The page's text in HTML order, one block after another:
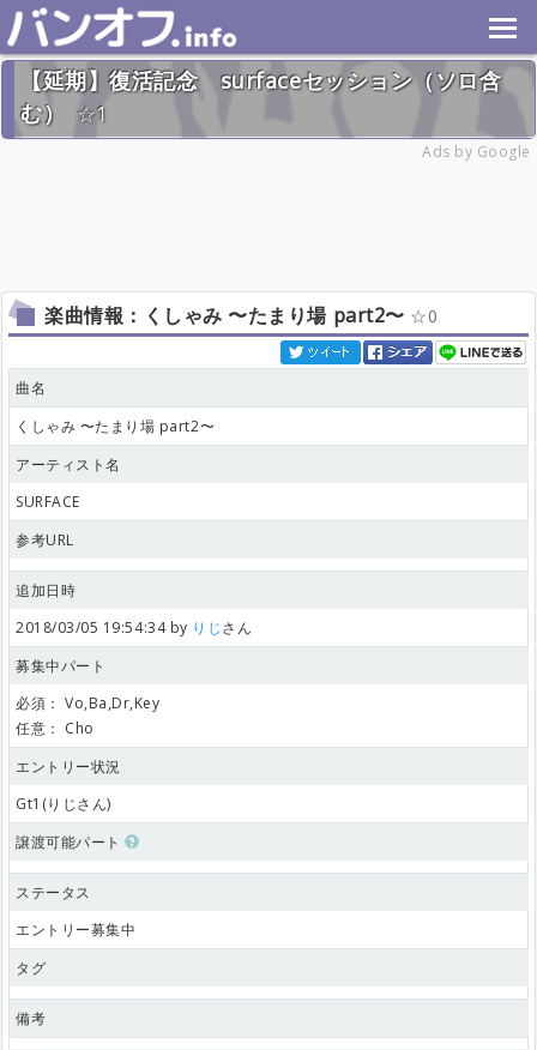
【延期】復活記念 surfaceセッション（ソロ含
む）
1
Ads by Google
楽曲情報：くしゃみ 〜たまり場 part2〜 0
曲名
くしゃみ 〜たまり場 part2〜
アーティスト名
SURFACE
参考URL
追加日時
2018/03/05 19:54:34 by りじさん
募集中パート
必須： Vo,Ba,Dr,Key
任意： Cho
エントリー状況
Gt1(りじさん)
譲渡可能パート
ステータス
エントリー募集中
タグ
備考